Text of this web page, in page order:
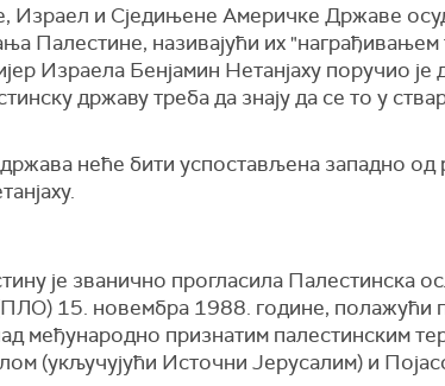
Израел и Сједињене Америчке Државе
Палестине, називајући их "награђивањем
Израела Бенјамин Нетанјаху поручио је
државу треба да знају да се то у
неће бити успостављена западно од
је званично прогласила Палестинска
(ПЛО) 15. новембра 1988. године, полажући
међународно признатим палестинским
(укључујући Источни Јерусалим) и